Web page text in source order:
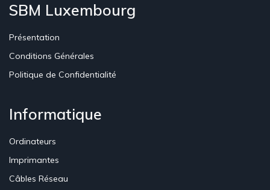
SBM Luxembourg
Présentation
Conditions Générales
Politique de Confidentialité
Informatique
Ordinateurs
Imprimantes
Câbles Réseau